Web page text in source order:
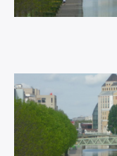
Bons plans
TA PRÉPA SUR-